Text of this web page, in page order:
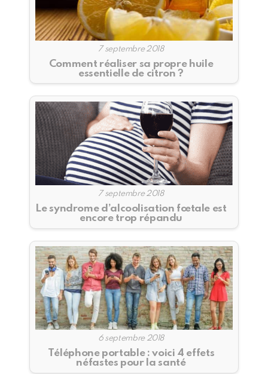
7 septembre 2018
Comment réaliser sa propre huile
essentielle de citron ?
7 septembre 2018
Le syndrome d’alcoolisation fœtale est
encore trop répandu
6 septembre 2018
Téléphone portable : voici 4 effets
néfastes pour la santé